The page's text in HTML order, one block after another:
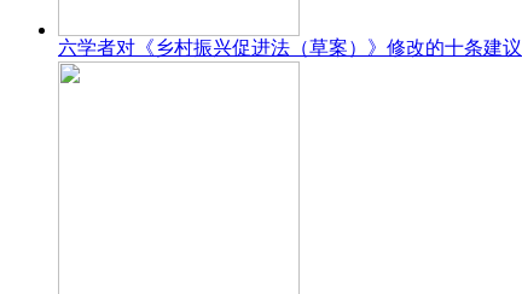
六学者对《乡村振兴促进法（草案）》修改的十条建议